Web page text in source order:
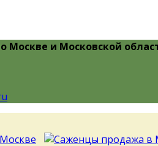
Москве и Московской